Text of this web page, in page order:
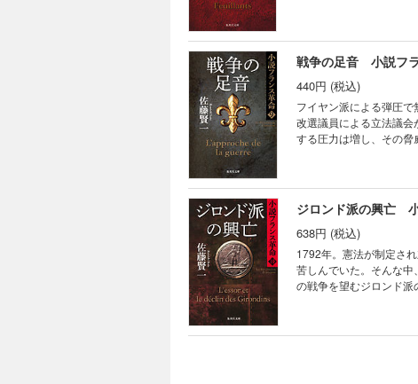
戦争の足音 小説フ
440円 (税込)
フイヤン派による弾圧で
改選議員による立法議
する圧力は増し、その
ジロンド派の興亡
638円 (税込)
1792年。憲法が制定さ
苦しんでいた。そんな
の戦争を望むジロンド